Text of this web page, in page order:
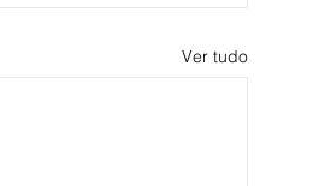
Ver tudo